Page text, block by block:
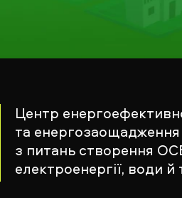
Центр
та енергозаощадження
з питань створення
електроенергії, води й